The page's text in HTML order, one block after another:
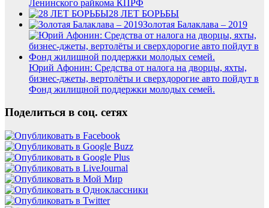
Ленинского райкома КПРФ
28 ЛЕТ БОРЬБЫ
Золотая Балаклава – 2019
Юрий Афонин: Средства от налога на дворцы, яхты,
бизнес-джеты, вертолёты и сверхдорогие авто пойдут в
Фонд жилищной поддержки молодых семей.
Поделиться в соц. сетях